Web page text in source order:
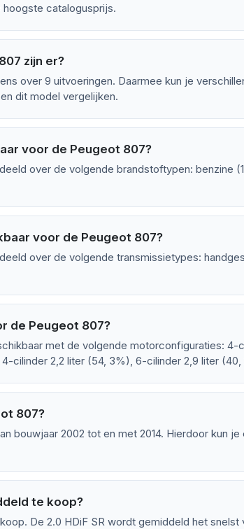
catalogusprijs.
zijn er?
over 9 uitvoeringen. Daarmee kun je
dit model vergelijken.
voor de Peugeot 807?
over de volgende brandstoftypen: benzine
voor de Peugeot 807?
over de volgende transmissietypes:
de Peugeot 807?
met de volgende motorconfiguraties: 4-
cilinder 2,2 liter (54, 3%), 6-cilinder 2,9 liter (40,
807?
bouwjaar 2002 tot en met 2014. Hierdoor kun je
te koop?
De 2.0 HDiF SR wordt gemiddeld het snelst